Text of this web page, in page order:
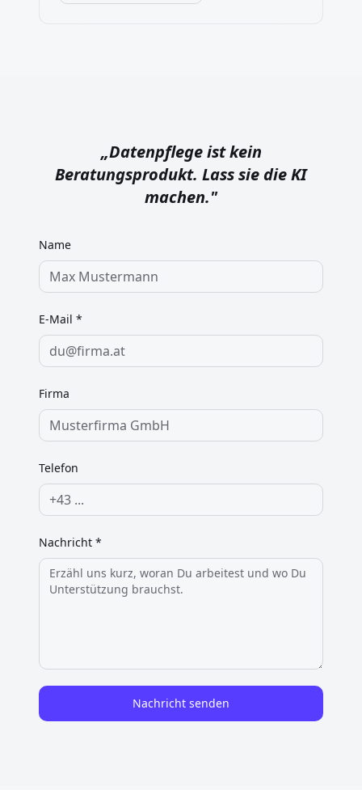
„Datenpflege ist kein
Beratungsprodukt. Lass sie die KI
machen."
Name
E-Mail *
Firma
Telefon
Nachricht *
Nachricht senden